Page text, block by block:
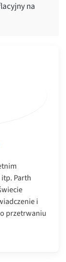
na
Parth
i
przetrwaniu